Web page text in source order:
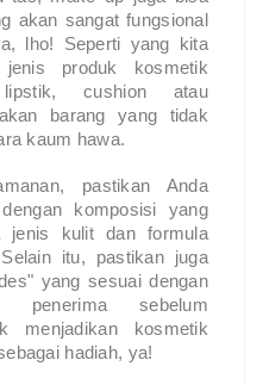
akan sangat fungsional
lho! Seperti yang kita
jenis produk kosmetik
cushion atau
barang yang tidak
kaum hawa.
pastikan Anda
komposisi yang
jenis kulit dan formula
itu, pastikan juga
yang sesuai dengan
sebelum
menjadikan kosmetik
hadiah, ya!